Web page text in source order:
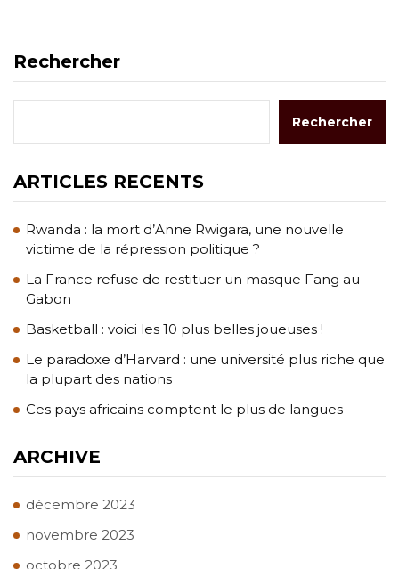
Rechercher
Rechercher
ARTICLES RECENTS
Rwanda : la mort d’Anne Rwigara, une nouvelle
victime de la répression politique ?
La France refuse de restituer un masque Fang au
Gabon
Basketball : voici les 10 plus belles joueuses !
Le paradoxe d’Harvard : une université plus riche que
la plupart des nations
Ces pays africains comptent le plus de langues
ARCHIVE
décembre 2023
novembre 2023
octobre 2023